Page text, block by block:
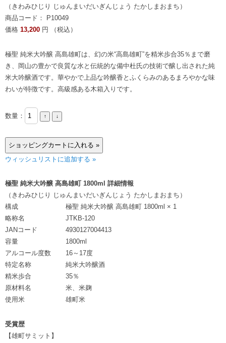
（きわみひじり じゅんまいだいぎんじょう たかしまおまち）
商品コード： P10049
価格 13,200 円 （税込）
極聖 純米大吟醸 高島雄町は、幻の米“高島雄町”を精米歩合35％まで磨
き、岡山の豊かで良質な水と伝統的な備中杜氏の技術で醸し出された純
米大吟醸酒です。華やかで上品な吟醸香とふくらみのあるまろやかな味
わいが特徴です。高級感ある木箱入りです。
数量：
ウィッシュリストに追加する »
極聖 純米大吟醸 高島雄町 1800ml 詳細情報
（きわみひじり じゅんまいだいぎんじょう たかしまおまち）
構成
極聖 純米大吟醸 高島雄町 1800ml × 1
略称名
JTKB-120
JANコード
4930127004413
容量
1800ml
アルコール度数
16～17度
特定名称
純米大吟醸酒
精米歩合
35％
原材料名
米、米麹
使用米
雄町米
受賞歴
【雄町サミット】